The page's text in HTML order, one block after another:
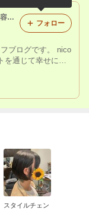
ニコログ by nicohair-staff 新松戸美容室ニコヘアー
ブログです。 nico
を通じて幸せにな
説明、スタッフ
フォロー
スタイルチェン